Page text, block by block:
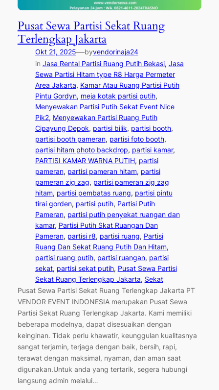
Pusat Sewa Partisi Sekat Ruang
Terlengkap Jakarta
Okt 21, 2025—byvendorinaja24
in Jasa Rental Partisi Ruang Putih Bekasi, Jasa
Sewa Partisi Hitam type R8 Harga Permeter
Area Jakarta, Kamar Atau Ruang Partisi Putih
Pintu Gordyn, meja kotak partisi putih
Menyewakan Partisi Putih Sekat Event Nice
Pik2, Menyewakan Partisi Ruang Putih
Cipayung Depok, partisi bilik, partisi booth
partisi booth pameran, partisi foto booth
partisi hitam photo backdrop, partisi kamar
PARTISI KAMAR WARNA PUTIH, partisi
pameran, partisi pameran hitam, partisi
pameran zig zag, partisi pameran zig zag
hitam, partisi pembatas ruang, partisi pintu
tirai gorden, partisi putih, Partisi Putih
Pameran, partisi putih penyekat ruangan dan
kamar, Partisi Putih Skat Ruangan Dan
Pameran, partisi r8, partisi ruang, Partisi
Ruang Dan Sekat Ruang Putih Dan Hitam
partisi ruang putih, partisi ruangan, partisi
sekat, partisi sekat putih, Pusat Sewa Partisi
Sekat Ruang Terlengkap Jakarta, Sekat
Pusat Sewa Partisi Sekat Ruang Terlengkap Jakarta PT
VENDOR EVENT INDONESIA merupakan Pusat Sewa
Partisi Sekat Ruang Terlengkap Jakarta. Kami memiliki
beberapa modelnya, dapat disesuaikan dengan
keinginan. Tidak perlu khawatir, keunggulan kualitasnya
sangat terjamin, terjaga dengan baik, bersih, rapi,
terawat dengan maksimal, nyaman, dan aman saat
digunakan.Untuk anda yang tertarik, segera hubungi
langsung admin melalui…